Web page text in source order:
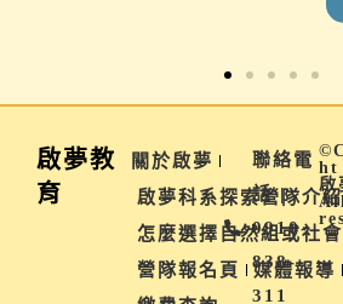
啟夢教
育
關於啟夢
啟夢科系探索營隊介紹
怎麼選擇自然組或社會
營隊報名頁
媒體報導
聯絡電
話 |
0910-
838-
311
ht
啟